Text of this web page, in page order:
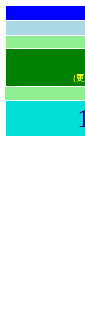
(更